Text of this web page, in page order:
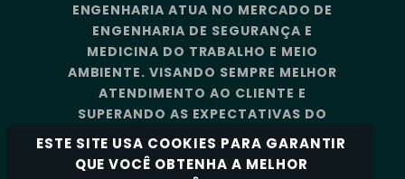
ENGENHARIA ATUA NO MERCADO DE
ENGENHARIA DE SEGURANÇA E
MEDICINA DO TRABALHO E MEIO
AMBIENTE. VISANDO SEMPRE MELHOR
ATENDIMENTO AO CLIENTE E
SUPERANDO AS EXPECTATIVAS DO
MERCADO, A CTE ENGENHARIA
CONTA COM UMA EQUIPE DE
ESTE SITE USA COOKIES PARA GARANTIR
QUE VOCÊ OBTENHA A MELHOR